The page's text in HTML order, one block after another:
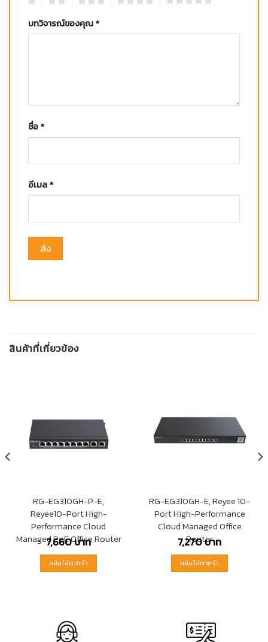
บทวิจารณ์ของคุณ*
ชื่อ*
อีเมล*
สินค้าที่เกี่ยวข้อง
RG-EG310GH-P-E,
Reyee10-Port High-
Performance Cloud
Managed PoE Office Router
7,660บาท
หยิบใส่ตะกร้า
RG-EG310GH-E, Reyee 10-
Port High-Performance
Cloud Managed Office
Router
7,270บาท
หยิบใส่ตะกร้า